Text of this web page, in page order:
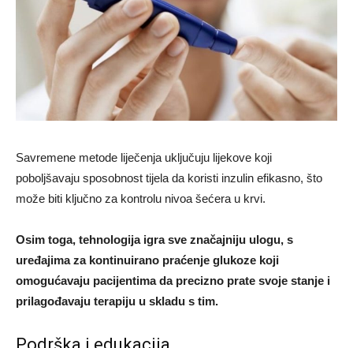
Savremene metode liječenja uključuju lijekove koji
poboljšavaju sposobnost tijela da koristi inzulin efikasno, što
može biti ključno za kontrolu nivoa šećera u krvi.
Osim toga, tehnologija igra sve značajniju ulogu, s
uređajima za kontinuirano praćenje glukoze koji
omogućavaju pacijentima da precizno prate svoje stanje i
prilagođavaju terapiju u skladu s tim.